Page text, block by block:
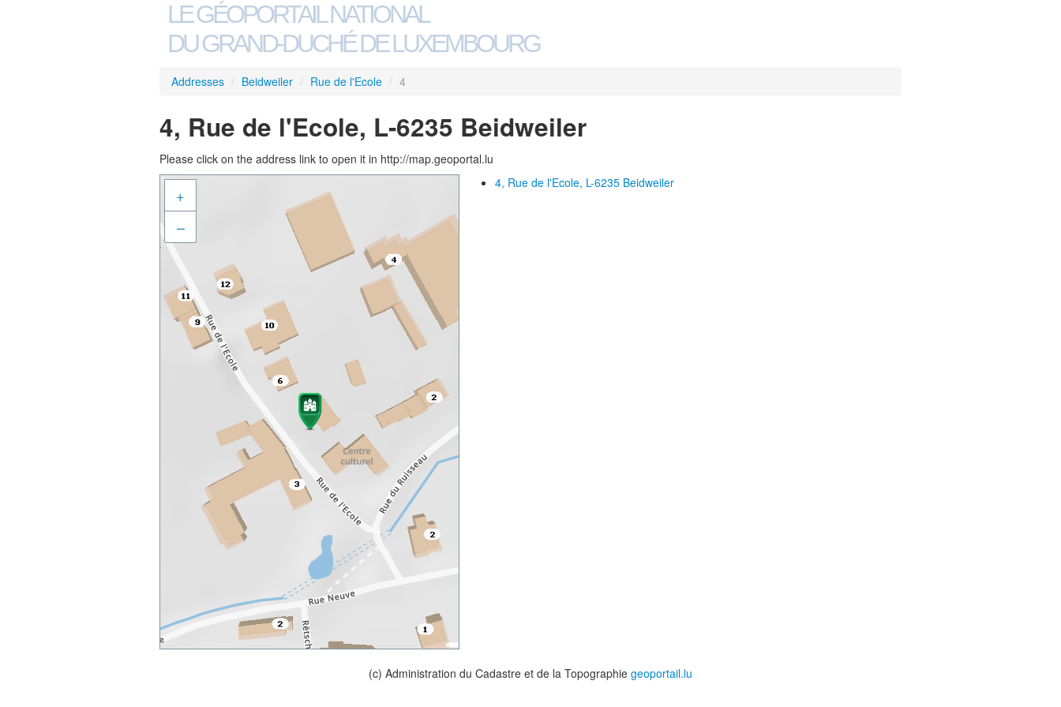
LE GÉOPORTAIL NATIONAL
DU GRAND-DUCHÉ DE LUXEMBOURG
Addresses / Beidweiler / Rue de l'Ecole / 4
4, Rue de l'Ecole, L-6235 Beidweiler
Please click on the address link to open it in http://map.geoportal.lu
+
–
4, Rue de l'Ecole, L-6235 Beidweiler
(c) Administration du Cadastre et de la Topographie geoportail.lu